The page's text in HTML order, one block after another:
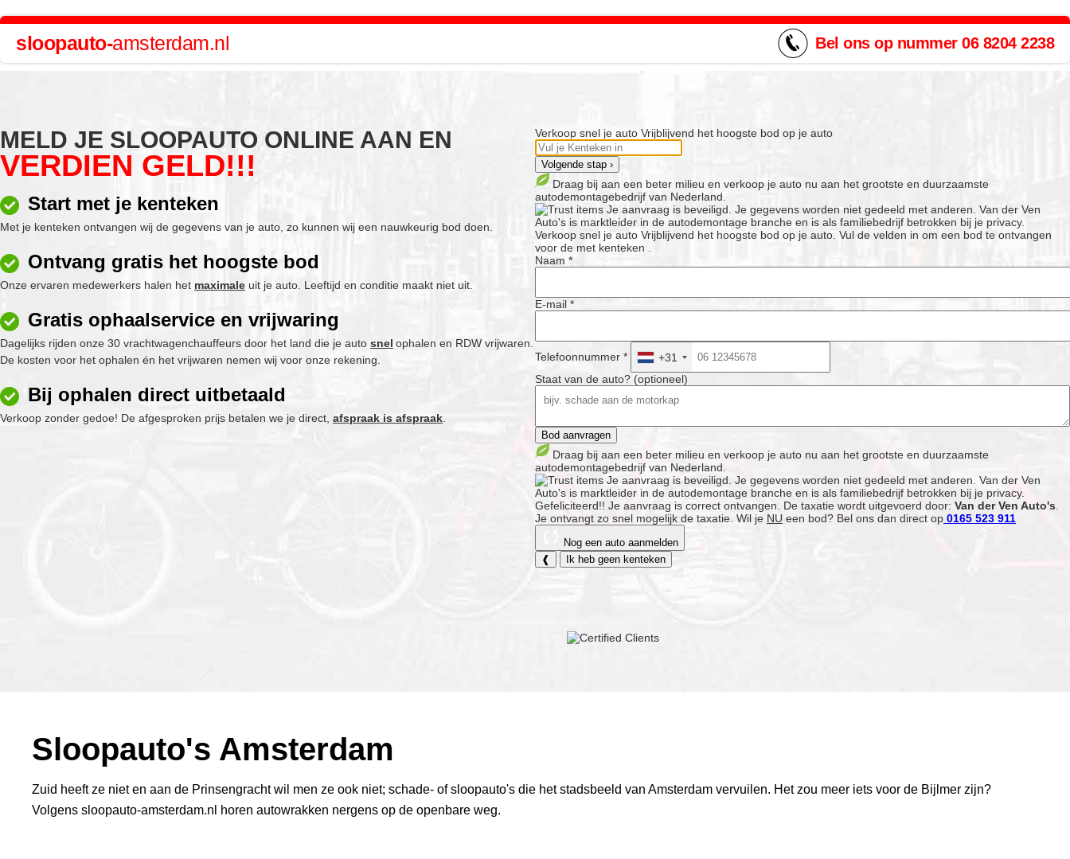
sloopauto-amsterdam.nl Bel ons op nummer 06 8204 2238
MELD JE SLOOPAUTO ONLINE AAN EN
VERDIEN GELD!!!
Start met je kenteken
Met je kenteken ontvangen wij de gegevens van je auto, zo kunnen wij een nauwkeurig bod doen.
Ontvang gratis het hoogste bod
Onze ervaren medewerkers halen het maximale uit je auto. Leeftijd en conditie maakt niet uit.
Gratis ophaalservice en vrijwaring
Dagelijks rijden onze 30 vrachtwagenchauffeurs door het land die je auto snel ophalen en RDW vrijwaren.
De kosten voor het ophalen én het vrijwaren nemen wij voor onze rekening.
Bij ophalen direct uitbetaald
Verkoop zonder gedoe! De afgesproken prijs betalen we je direct, afspraak is afspraak
Verkoop snel je auto Vrijblijvend het hoogste bod op je auto
Volgende stap ›
Draag bij aan een beter milieu en verkoop je auto nu aan het grootste en duurzaamste
autodemontagebedrijf van Nederland.
Je aanvraag is beveiligd. Je gegevens worden niet gedeeld met anderen. Van der Ven
Auto's is marktleider in de autodemontage branche en is als familiebedrijf betrokken bij je privacy.
Verkoop snel je auto Vrijblijvend het hoogste bod op je auto. Vul de velden in om een bod te ontvangen
voor de met kenteken
Naam *
E-mail *
Telefoonnummer *
+31
Staat van de auto? (optioneel)
Bod aanvragen
Draag bij aan een beter milieu en verkoop je auto nu aan het grootste en duurzaamste
autodemontagebedrijf van Nederland.
Je aanvraag is beveiligd. Je gegevens worden niet gedeeld met anderen. Van der Ven
Auto's is marktleider in de autodemontage branche en is als familiebedrijf betrokken bij je privacy.
Gefeliciteerd!! Je aanvraag is correct ontvangen. De taxatie wordt uitgevoerd door: Van der Ven Auto's
Je ontvangt zo snel mogelijk de taxatie. Wil je NU een bod? Bel ons dan direct op 0165 523 911
Nog een auto aanmelden
❰
Ik heb geen kenteken
Sloopauto's Amsterdam
Zuid heeft ze niet en aan de Prinsengracht wil men ze ook niet; schade- of sloopauto's die het stadsbeeld van Amsterdam vervuilen. Het zou meer iets voor de Bijlmer zijn?
Volgens sloopauto-amsterdam.nl horen autowrakken nergens op de openbare weg.